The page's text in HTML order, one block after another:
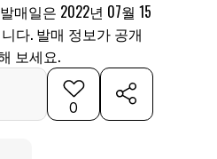
매일은 2022년 07월 15
다. 발매 정보가 공개
보세요.
0